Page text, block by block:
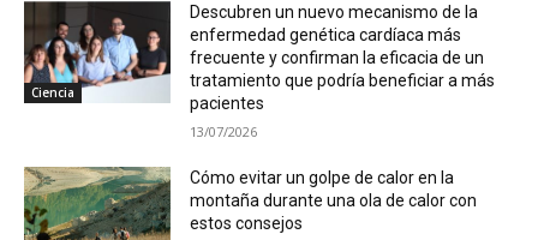
Ciencia
Descubren un nuevo mecanismo de la
enfermedad genética cardíaca más
frecuente y confirman la eficacia de un
tratamiento que podría beneficiar a más
pacientes
13/07/2026
Cómo evitar un golpe de calor en la
montaña durante una ola de calor con
estos consejos